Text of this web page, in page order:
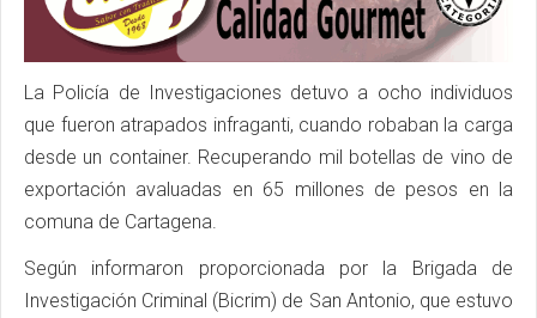
La Policía de Investigaciones detuvo a ocho individuos
que fueron atrapados infraganti, cuando robaban la carga
desde un container. Recuperando mil botellas de vino de
exportación avaluadas en 65 millones de pesos en la
comuna de Cartagena.
Según informaron proporcionada por la Brigada de
Investigación Criminal (Bicrim) de San Antonio, que estuvo